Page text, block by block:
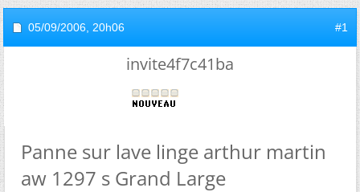
05/09/2006, 20h06 #1
invite4f7c41ba
Panne sur lave linge arthur martin
aw 1297 s Grand Large